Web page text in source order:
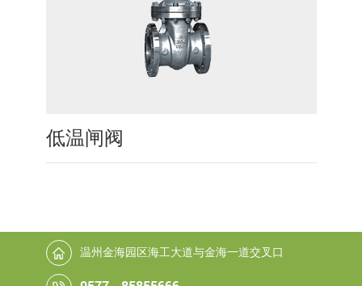
低温闸阀
温州金海园区海工大道与金海一道交叉口